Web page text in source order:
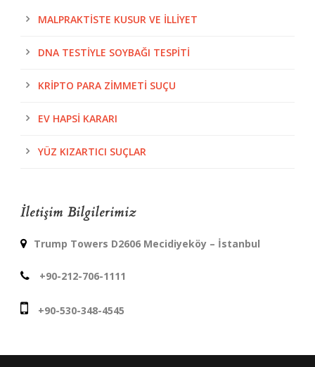
MALPRAKTISTE KUSUR VE İLLIYET
DNA TESTIYLE SOYBAĞI TESPITI
KRIPTO PARA ZIMMETI SUÇU
EV HAPSI KARARI
YÜZ KIZARTICI SUÇLAR
İletişim Bilgilerimiz
Trump Towers D2606 Mecidiyeköy – İstanbul
+90-212-706-1111
+90-530-348-4545